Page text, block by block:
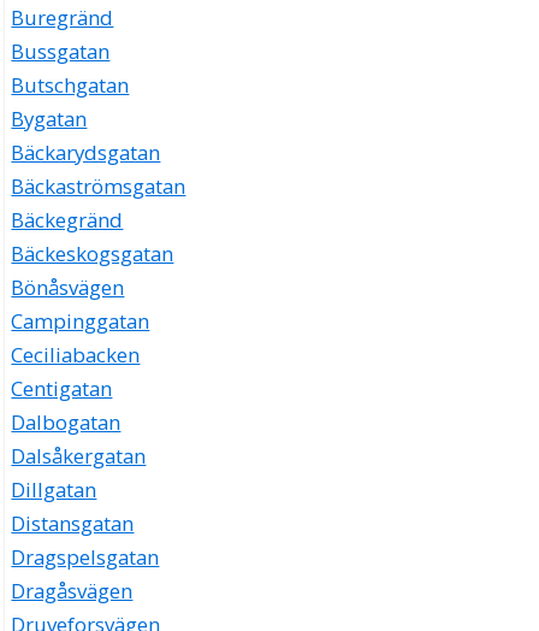
Buregränd
Bussgatan
Butschgatan
Bygatan
Bäckarydsgatan
Bäckaströmsgatan
Bäckegränd
Bäckeskogsgatan
Bönåsvägen
Campinggatan
Ceciliabacken
Centigatan
Dalbogatan
Dalsåkergatan
Dillgatan
Distansgatan
Dragspelsgatan
Dragåsvägen
Druveforsvägen